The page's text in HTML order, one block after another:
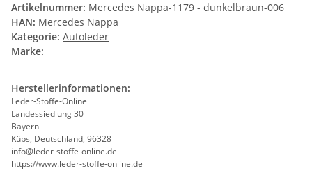
Artikelnummer: Mercedes Nappa-1179 - dunkelbraun-006
HAN: Mercedes Nappa
Kategorie: Autoleder
Marke:
Herstellerinformationen:
Leder-Stoffe-Online
Landessiedlung 30
Bayern
Küps, Deutschland, 96328
info@leder-stoffe-online.de
https://www.leder-stoffe-online.de